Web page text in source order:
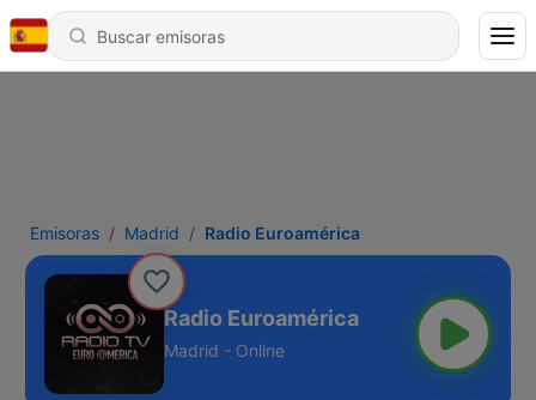
Emisoras Madrid Radio Euroamérica
Radio Euroamérica
Madrid - Online